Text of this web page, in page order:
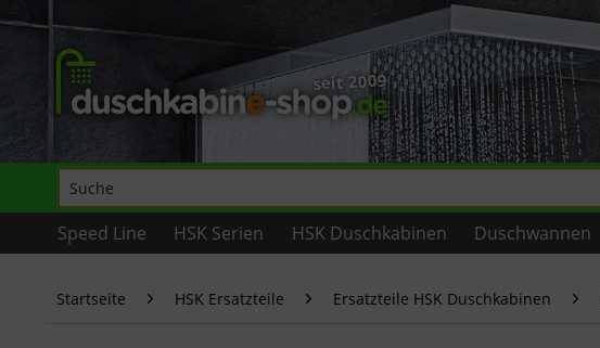
Speed Line HSK Serien HSK Duschkabinen Duschwannen
Startseite HSK Ersatzteile Ersatzteile HSK Duschkabinen